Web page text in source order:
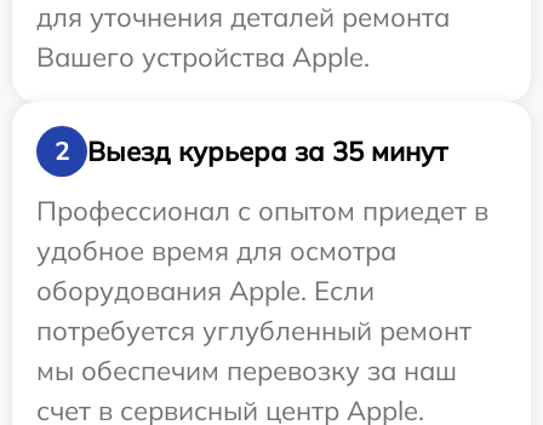
для уточнения деталей ремонта
Вашего устройства Apple.
2
Выезд курьера за 35 минут
Профессионал с опытом приедет в
удобное время для осмотра
оборудования Apple. Если
потребуется углубленный ремонт
мы обеспечим перевозку за наш
счет в сервисный центр Apple.